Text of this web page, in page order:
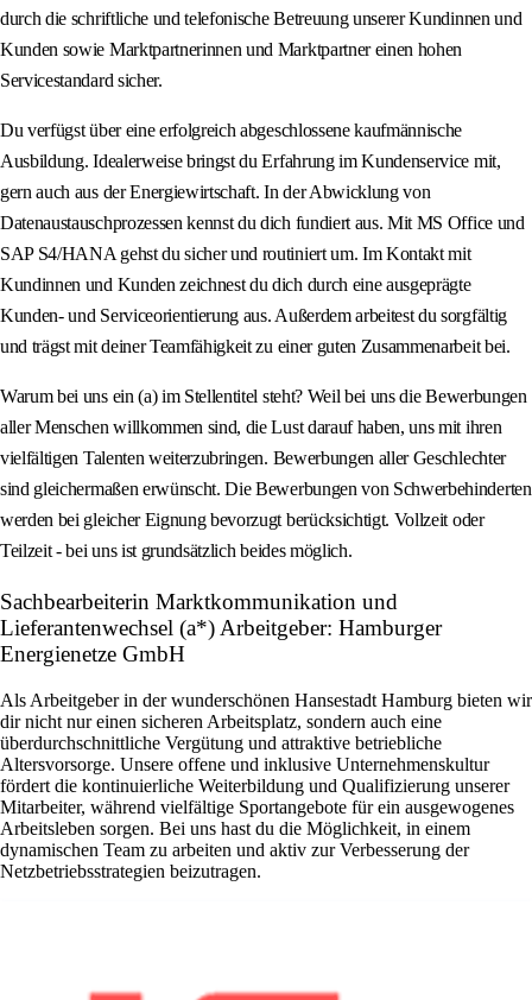
durch die schriftliche und telefonische Betreuung unserer Kundinnen und
Kunden sowie Marktpartnerinnen und Marktpartner einen hohen
Servicestandard sicher.
Du verfügst über eine erfolgreich abgeschlossene kaufmännische
Ausbildung. Idealerweise bringst du Erfahrung im Kundenservice mit,
gern auch aus der Energiewirtschaft. In der Abwicklung von
Datenaustauschprozessen kennst du dich fundiert aus. Mit MS Office und
SAP S4/HANA gehst du sicher und routiniert um. Im Kontakt mit
Kundinnen und Kunden zeichnest du dich durch eine ausgeprägte
Kunden- und Serviceorientierung aus. Außerdem arbeitest du sorgfältig
und trägst mit deiner Teamfähigkeit zu einer guten Zusammenarbeit bei.
Warum bei uns ein (a) im Stellentitel steht? Weil bei uns die Bewerbungen
aller Menschen willkommen sind, die Lust darauf haben, uns mit ihren
vielfältigen Talenten weiterzubringen. Bewerbungen aller Geschlechter
sind gleichermaßen erwünscht. Die Bewerbungen von Schwerbehinderten
werden bei gleicher Eignung bevorzugt berücksichtigt. Vollzeit oder
Teilzeit - bei uns ist grundsätzlich beides möglich.
Sachbearbeiterin Marktkommunikation und
Lieferantenwechsel (a*) Arbeitgeber: Hamburger
Energienetze GmbH
Als Arbeitgeber in der wunderschönen Hansestadt Hamburg bieten wir
dir nicht nur einen sicheren Arbeitsplatz, sondern auch eine
überdurchschnittliche Vergütung und attraktive betriebliche
Altersvorsorge. Unsere offene und inklusive Unternehmenskultur
fördert die kontinuierliche Weiterbildung und Qualifizierung unserer
Mitarbeiter, während vielfältige Sportangebote für ein ausgewogenes
Arbeitsleben sorgen. Bei uns hast du die Möglichkeit, in einem
dynamischen Team zu arbeiten und aktiv zur Verbesserung der
Netzbetriebsstrategien beizutragen.